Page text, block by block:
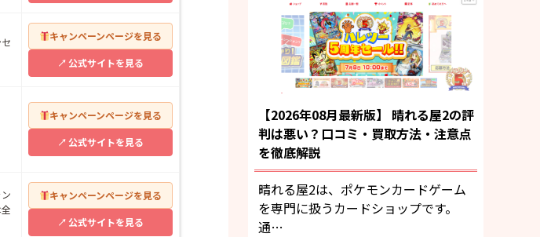
キャンペーンページを見る
公式サイトを見る
キャンペーンページを見る
公式サイトを見る
キャンペーンページを見る
公式サイトを見る
【2026年08月最新版】 晴れる屋2の評
判は悪い？口コミ・買取方法・注意点
を徹底解説
晴れる屋2は、ポケモンカードゲーム
を専門に扱うカードショップです。
通…